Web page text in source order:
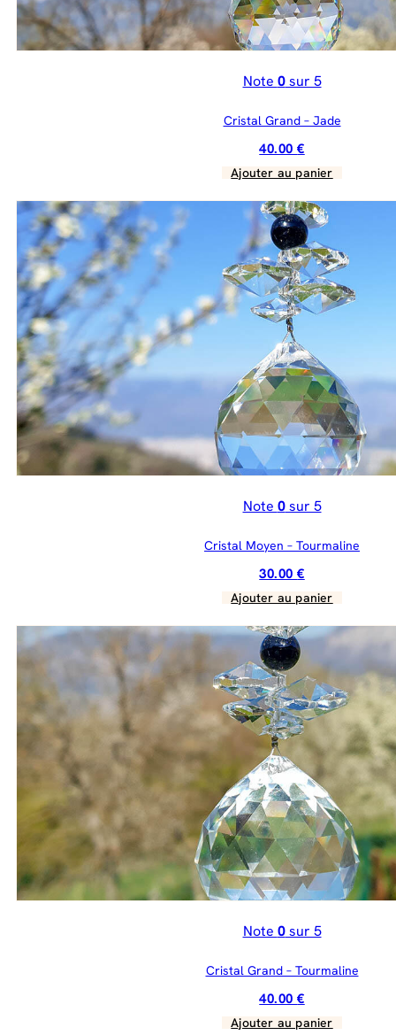
Note 0sur 5
Cristal Grand – Jade
40.00€
Ajouter au panier
Note 0sur 5
Cristal Moyen – Tourmaline
30.00€
Ajouter au panier
Note 0sur 5
Cristal Grand – Tourmaline
40.00€
Ajouter au panier